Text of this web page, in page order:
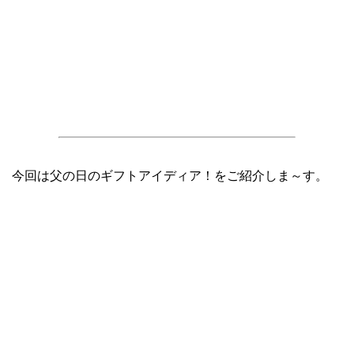
今回は父の日のギフトアイディア！をご紹介しま～す。